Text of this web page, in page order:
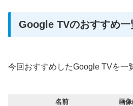
Google TVのおすすめ一
今回おすすめしたGoogle TVを一
名前 画